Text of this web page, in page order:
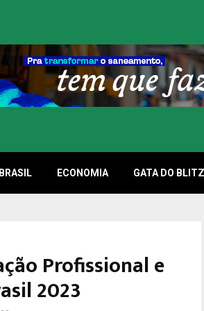
BRASIL ECONOMIA GATA DO BLITZ
Profissional e
2023